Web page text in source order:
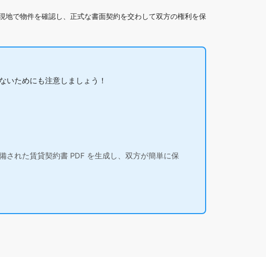
で物件を確認し、正式な書面契約を交わして双方の権利を保
いためにも注意しましょう！
された賃貸契約書 PDF を生成し、双方が簡単に保